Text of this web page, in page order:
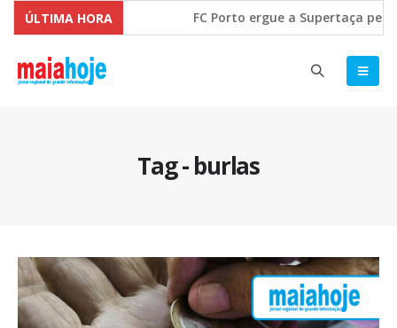
ÚLTIMA HORA FC Porto ergue a Supertaça pela
Comissão Europeia quer ouvir as
Tag - burlas